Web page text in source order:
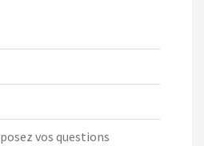
vos questions